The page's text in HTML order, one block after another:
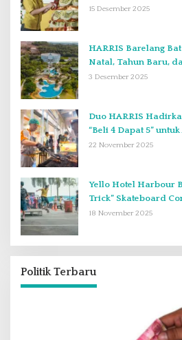
15 Desember 2025
HARRIS Barelang
Natal, Tahun Baru,
Terlupakan di
3 Desember 2025
Duo HARRIS
“Beli 4 Dapat 5”
22 November 2025
Yello Hotel Harbour
Trick” Skateboard
Perayaan Anniversary
18 November 2025
Politik Terbaru